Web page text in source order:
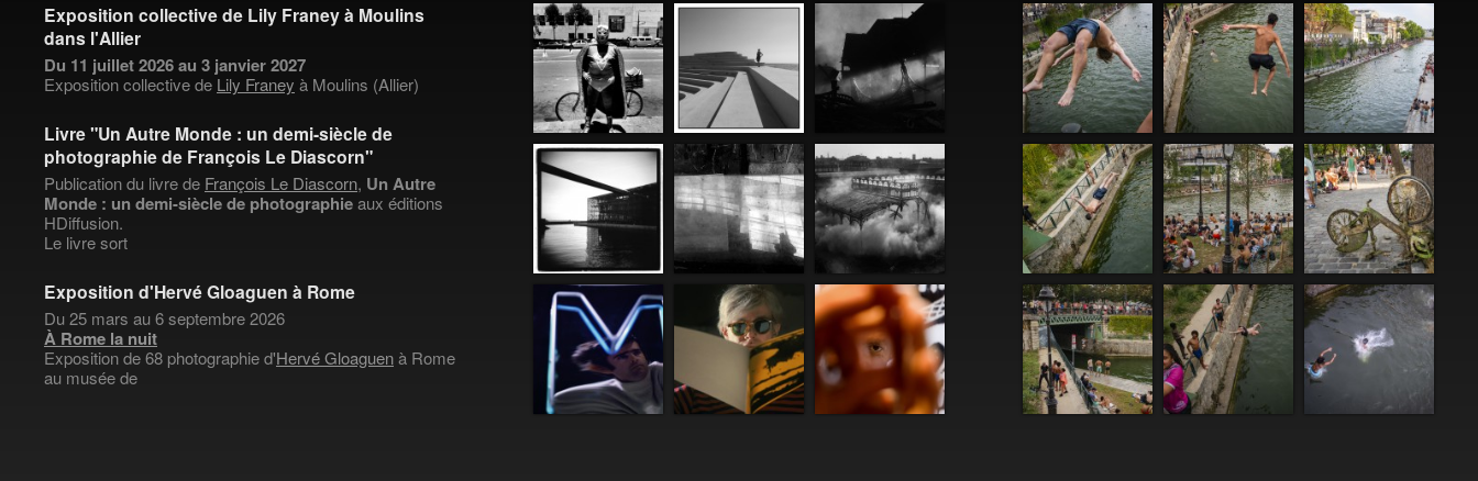
Exposition collective de Lily Franey à Moulins
dans l'Allier
Du 11 juillet 2026 au 3 janvier 2027
Exposition collective de Lily Franey à Moulins (Allier)
Livre "Un Autre Monde : un demi-siècle de
photographie de François Le Diascorn"
Publication du livre de François Le Diascorn, Un Autre
Monde : un demi-siècle de photographieaux éditions
HDiffusion.
Le livre sort
Exposition d'Hervé Gloaguen à Rome
Du 25 mars au 6 septembre 2026
À Rome la nuit
Exposition de 68 photographie d'Hervé Gloaguenà Rome
au musée de